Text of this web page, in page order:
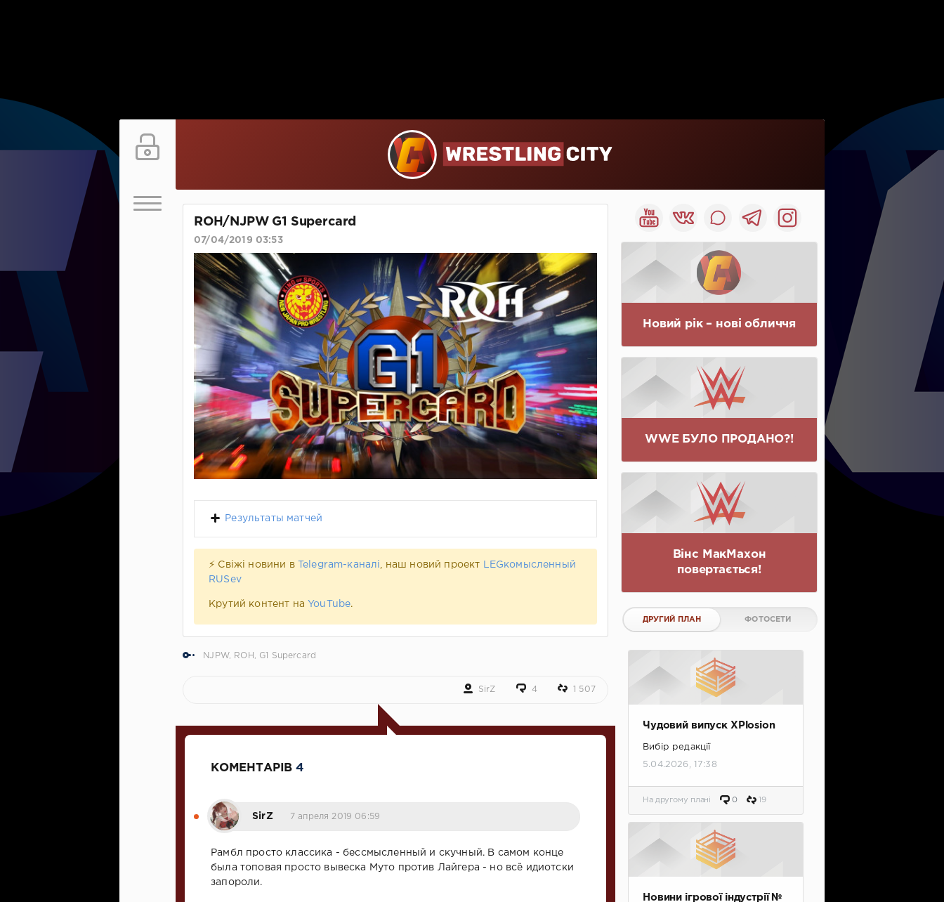
ROH/NJPW G1 Supercard
07/04/2019 03:53
Результаты матчей
⚡ Свіжі новини в Telegram-каналі , наш новий проект
LEGкомысленный
RUSev
Крутий контент на YouTube.
NJPW, ROH G1 Supercard
SirZ 4 1 507
КОМЕНТАРІВ4
SirZ 7 апреля 2019 06:59
Рамбл просто классика - бессмысленный и скучный. В самом конце
была топовая просто вывеска Муто против Лайгера - но всё идиотски
запороли.
Новий рік – нові обличчя
WWE БУЛО ПРОДАНО?!
Вінс МакМахон
повертається!
ДРУГИЙ ПЛАН ФОТОСЕТИ
Чудовий випуск XPlosion
Вибір редакції
5.04.2026, 17:38
На другому плані 0 19
Новини ігрової індустрії №